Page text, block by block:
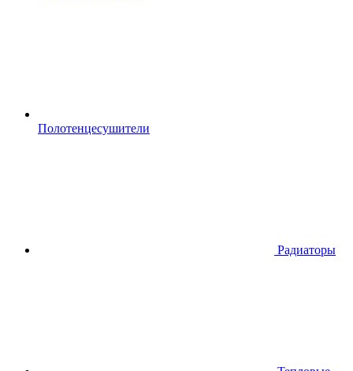
Полотенцесушители
Радиаторы